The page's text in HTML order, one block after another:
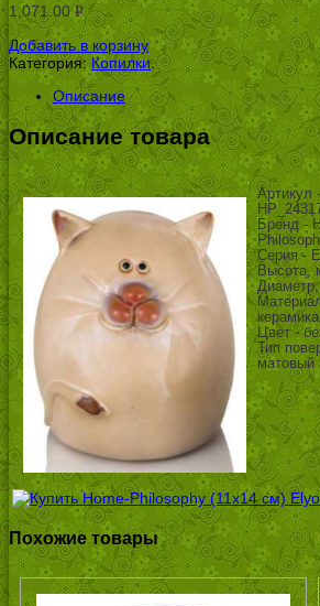
1,071.00Р
УБ.
Добавить в корзину
Категория: Копилки.
Описание
Описание товара
Артикул -
Бренд -
Серия -
Высота,
Цвет -
Тип
матовый
Похожие товары